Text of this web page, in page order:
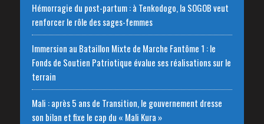
Hémorragie du post-partum : à Tenkodogo, la SOGOB veut
renforcer le rôle des sages-femmes
Immersion au Bataillon Mixte de Marche Fantôme 1 : le
Fonds de Soutien Patriotique évalue ses réalisations sur le
terrain
Mali : après 5 ans de Transition, le gouvernement dresse
son bilan et fixe le cap du « Mali Kura »